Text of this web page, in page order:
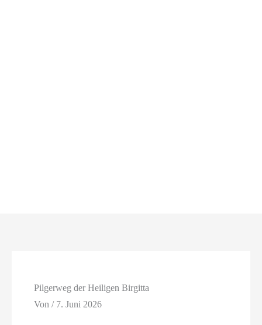
Pilgerweg der Heiligen Birgitta
Von/ 7. Juni 2026